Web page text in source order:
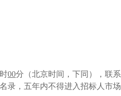
时00分（北京时间，下同），联系
录，五年内不得进入招标人市场